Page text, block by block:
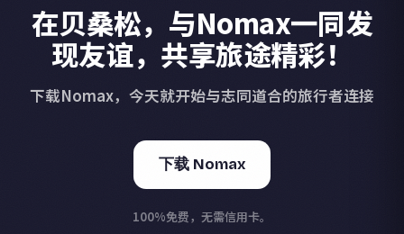
在贝桑松，与Nomax一同发
现友谊，共享旅途精彩！
下载Nomax，今天就开始与志同道合的旅行者连接
下载 Nomax
100%免费，无需信用卡。